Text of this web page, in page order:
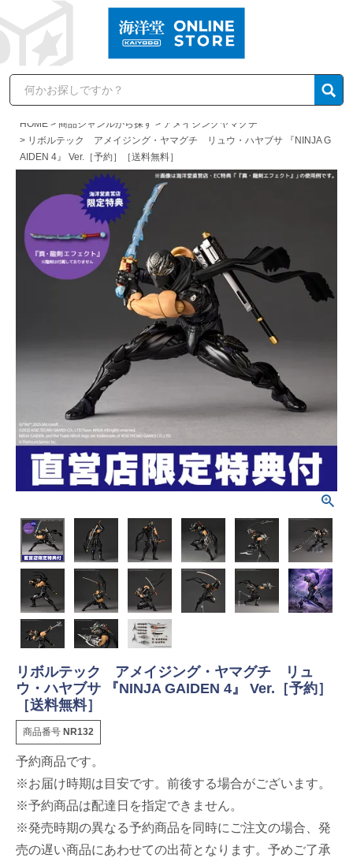
HOME 商品ジャンルから探す
アメイジングヤマグチ
リボルテック アメイジング・ヤマグチ リュウ・ハヤブサ 『NINJA G
AIDEN 4』 Ver.［予約］［送料無料］
リボルテック アメイジング・ヤマグチ リュ
ウ・ハヤブサ 『NINJA GAIDEN 4』 Ver.［予約］
［送料無料］
商品番号 NR132
予約商品です。
※お届け時期は目安です。前後する場合がございます。
※予約商品は配達日を指定できません。
※発売時期の異なる予約商品を同時にご注文の場合、発
売の遅い商品にあわせての出荷となります。予めご了承